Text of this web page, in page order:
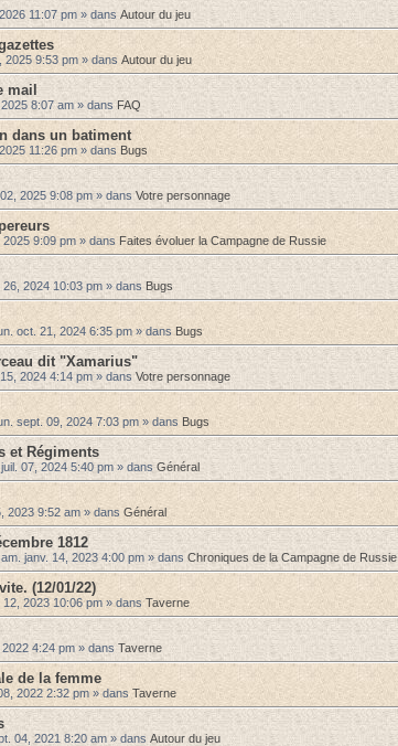
11:07 pm » dans Autour du jeu
2025 9:53 pm » dans Autour du jeu
mail
8:07 am » dansFAQ
dans un batiment
11:26 pm » dans Bugs
2025 9:08 pm» dans Votre personnage
2025 9:09 pm » dans Faites évoluer la Campagne de Russie
26, 2024 10:03 pm » dans Bugs
oct. 21, 2024 6:35 pm» dans Bugs
dit "Xamarius"
2024 4:14 pm» dans Votre personnage
sept. 09, 2024 7:03 pm » dans Bugs
et Régiments
07, 2024 5:40 pm» dansGénéral
2023 9:52 am » dans Général
1812
janv. 14, 2023 4:00 pm » dans Chroniques de la Campagne de Russie
(12/01/22)
12, 2023 10:06 pm » dansTaverne
4:24 pm » dans Taverne
de la femme
2022 2:32 pm » dansTaverne
04, 2021 8:20 am » dans Autour du jeu